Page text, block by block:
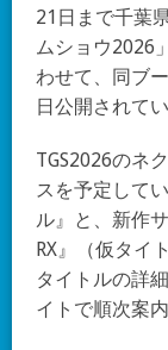
21日まで千葉
ムショウ2026
わせて、同ブ
日公開されてい
TGS2026のネ
スを予定して
ル』と、新作
RX』（仮タイ
タイトルの詳
イトで順次案